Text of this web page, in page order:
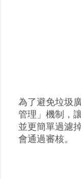
張
貼
留
為了避免垃圾
管理」機制，
並更簡單過濾
會通過審核。